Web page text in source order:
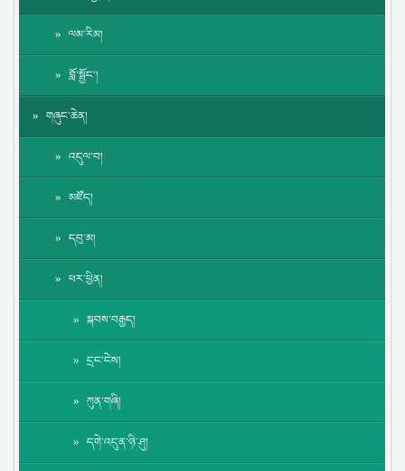
ལམ་རིམ།
བློ་སྦྱོང་།
གཞུང་ཆེན།
འདུལ་བ།
མཛོད།
དབུ་མ།
ཕར་ཕྱིན།
སྐབས་བརྒྱད།
དྲང་ངེས།
ཀུན་གཞི།
དགེ་འདུན་ཉི་ཤུ།